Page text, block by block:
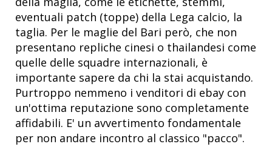
eventuali patch (toppe) della Lega calcio, la
taglia. Per le maglie del Bari però, che non
presentano repliche cinesi o thailandesi come
quelle delle squadre internazionali, è
importante sapere da chi la stai acquistando.
Purtroppo nemmeno i venditori di ebay con
un'ottima reputazione sono completamente
affidabili. E' un avvertimento fondamentale
per non andare incontro al classico "pacco".